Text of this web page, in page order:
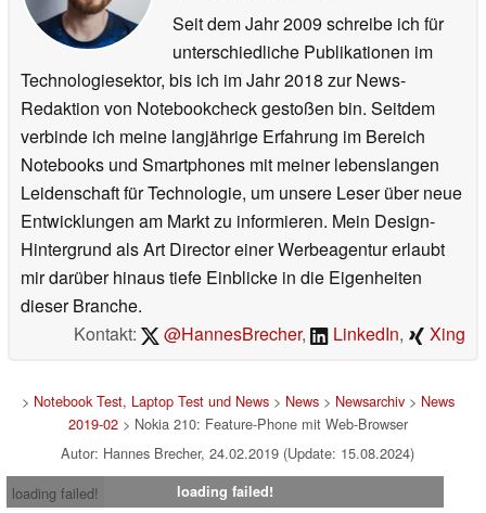
Seit dem Jahr 2009 schreibe ich für
unterschiedliche Publikationen im
Technologiesektor, bis ich im Jahr 2018 zur News-
Redaktion von Notebookcheck gestoßen bin. Seitdem
verbinde ich meine langjährige Erfahrung im Bereich
Notebooks und Smartphones mit meiner lebenslangen
Leidenschaft für Technologie, um unsere Leser über neue
Entwicklungen am Markt zu informieren. Mein Design-
Hintergrund als Art Director einer Werbeagentur erlaubt
mir darüber hinaus tiefe Einblicke in die Eigenheiten
dieser Branche.
Kontakt:
@HannesBrecher, LinkedIn, Xing
> Notebook Test, Laptop Test und News> News> Newsarchiv> News
2019-02> Nokia 210: Feature-Phone mit Web-Browser
Autor: Hannes Brecher, 24.02.2019 (Update: 15.08.2024)
loading failed!
loading failed!